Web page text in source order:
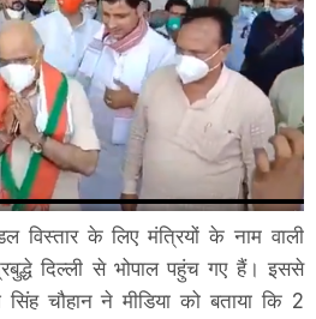
विस्तार के लिए मंत्रियों के नाम वाली
दिल्ली से भोपाल पहुंच गए हैं। इससे
चौहान ने मीडिया को बताया कि 2